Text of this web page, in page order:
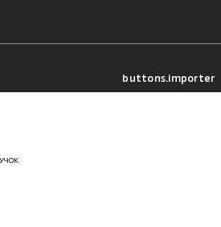
buttons.importer